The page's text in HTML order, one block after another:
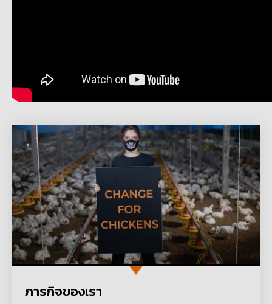
ภารกิจของเรา